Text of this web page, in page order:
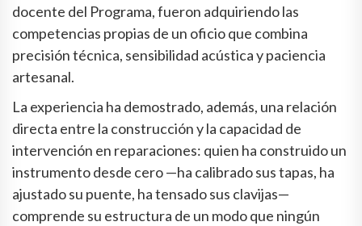
docente del Programa, fueron adquiriendo las
competencias propias de un oficio que combina
precisión técnica, sensibilidad acústica y paciencia
artesanal.
La experiencia ha demostrado, además, una relación
directa entre la construcción y la capacidad de
intervención en reparaciones: quien ha construido un
instrumento desde cero —ha calibrado sus tapas, ha
ajustado su puente, ha tensado sus clavijas—
comprende su estructura de un modo que ningún